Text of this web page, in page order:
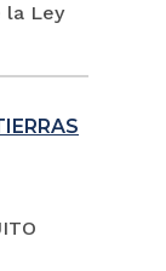
la Ley